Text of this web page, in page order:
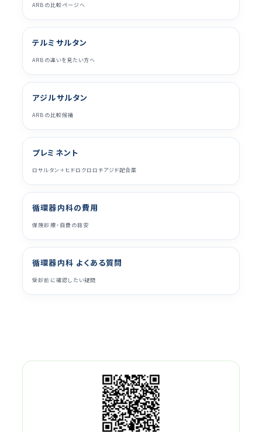
ARBの比較ページへ
テルミサルタン
ARBの違いを見たい方へ
アジルサルタン
ARBの比較候補
プレミネント
ロサルタン＋ヒドロクロロチアジド配合薬
循環器内科の費用
保険診療・自費の目安
循環器内科 よくある質問
受診前に確認したい疑問